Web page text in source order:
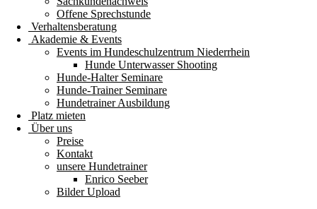
Offene Sprechstunde
Verhaltensberatung
Akademie & Events
Events im Hundeschulzentrum Niederrhein
Hunde Unterwasser Shooting
Hunde-Halter Seminare
Hunde-Trainer Seminare
Hundetrainer Ausbildung
Platz mieten
Über uns
Preise
Kontakt
unsere Hundetrainer
Enrico Seeber
Bilder Upload